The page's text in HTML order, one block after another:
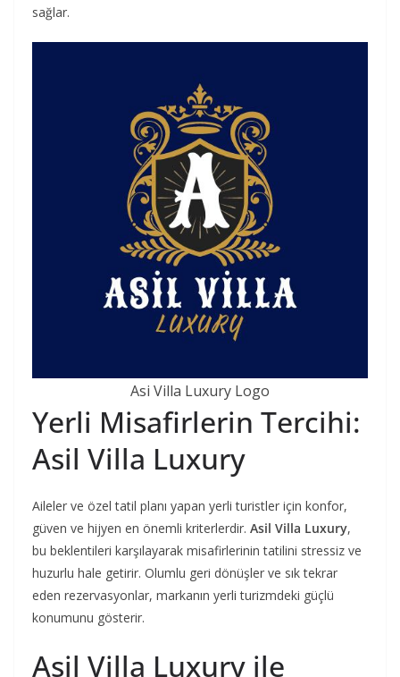
sağlar.
Asi Villa Luxury Logo
Yerli Misafirlerin Tercihi:
Asil Villa Luxury
Aileler ve özel tatil planı yapan yerli turistler için konfor,
güven ve hijyen en önemli kriterlerdir. Asil Villa Luxury,
bu beklentileri karşılayarak misafirlerinin tatilini stressiz ve
huzurlu hale getirir. Olumlu geri dönüşler ve sık tekrar
eden rezervasyonlar, markanın yerli turizmdeki güçlü
konumunu gösterir.
Asil Villa Luxury ile